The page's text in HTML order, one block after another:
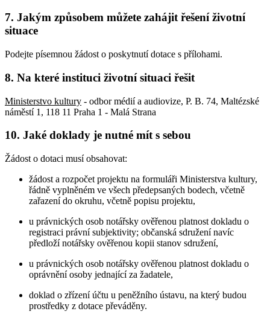
7. Jakým způsobem můžete zahájit řešení životní
situace
Podejte písemnou žádost o poskytnutí dotace s přílohami.
8. Na které instituci životní situaci řešit
Ministerstvo kultury - odbor médií a audiovize, P. B. 74, Maltézské
náměstí 1, 118 11 Praha 1 - Malá Strana
10. Jaké doklady je nutné mít s sebou
Žádost o dotaci musí obsahovat:
žádost a rozpočet projektu na formuláři Ministerstva kultury,
řádně vyplněném ve všech předepsaných bodech, včetně
zařazení do okruhu, včetně popisu projektu,
u právnických osob notářsky ověřenou platnost dokladu o
registraci právní subjektivity; občanská sdružení navíc
předloží notářsky ověřenou kopii stanov sdružení,
u právnických osob notářsky ověřenou platnost dokladu o
oprávnění osoby jednající za žadatele,
doklad o zřízení účtu u peněžního ústavu, na který budou
prostředky z dotace převáděny.